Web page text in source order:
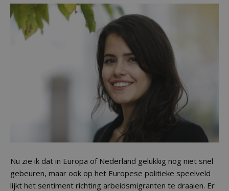
Nu zie ik dat in Europa of Nederland gelukkig nog niet snel
gebeuren, maar ook op het Europese politieke speelveld
lijkt het sentiment richting arbeidsmigranten te draaien. Er